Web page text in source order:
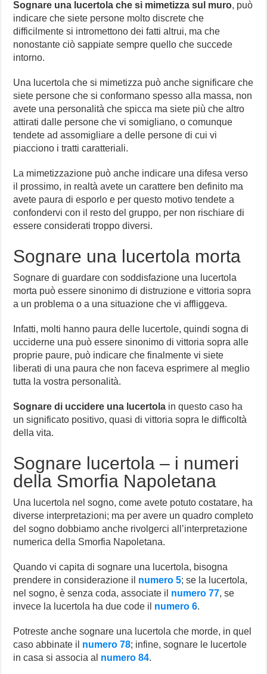
Sognare una lucertola che si mimetizza sul muro, può
indicare che siete persone molto discrete che
difficilmente si intromettono dei fatti altrui, ma che
nonostante ciò sappiate sempre quello che succede
intorno.
Una lucertola che si mimetizza può anche significare che
siete persone che si conformano spesso alla massa, non
avete una personalità che spicca ma siete più che altro
attirati dalle persone che vi somigliano, o comunque
tendete ad assomigliare a delle persone di cui vi
piacciono i tratti caratteriali.
La mimetizzazione può anche indicare una difesa verso
il prossimo, in realtà avete un carattere ben definito ma
avete paura di esporlo e per questo motivo tendete a
confondervi con il resto del gruppo, per non rischiare di
essere considerati troppo diversi.
Sognare una lucertola morta
Sognare di guardare con soddisfazione una lucertola
morta può essere sinonimo di distruzione e vittoria sopra
a un problema o a una situazione che vi affliggeva.
Infatti, molti hanno paura delle lucertole, quindi sogna di
ucciderne una può essere sinonimo di vittoria sopra alle
proprie paure, può indicare che finalmente vi siete
liberati di una paura che non faceva esprimere al meglio
tutta la vostra personalità.
Sognare di uccidere una lucertola in questo caso ha
un significato positivo, quasi di vittoria sopra le difficoltà
della vita.
Sognare lucertola – i numeri
della Smorfia Napoletana
Una lucertola nel sogno, come avete potuto costatare, ha
diverse interpretazioni; ma per avere un quadro completo
del sogno dobbiamo anche rivolgerci all’interpretazione
numerica della Smorfia Napoletana.
Quando vi capita di sognare una lucertola, bisogna
prendere in considerazione il numero 5; se la lucertola,
nel sogno, è senza coda, associate il numero 77, se
invece la lucertola ha due code il numero 6.
Potreste anche sognare una lucertola che morde, in quel
caso abbinate il numero 78; infine, sognare le lucertole
in casa si associa al numero 84.